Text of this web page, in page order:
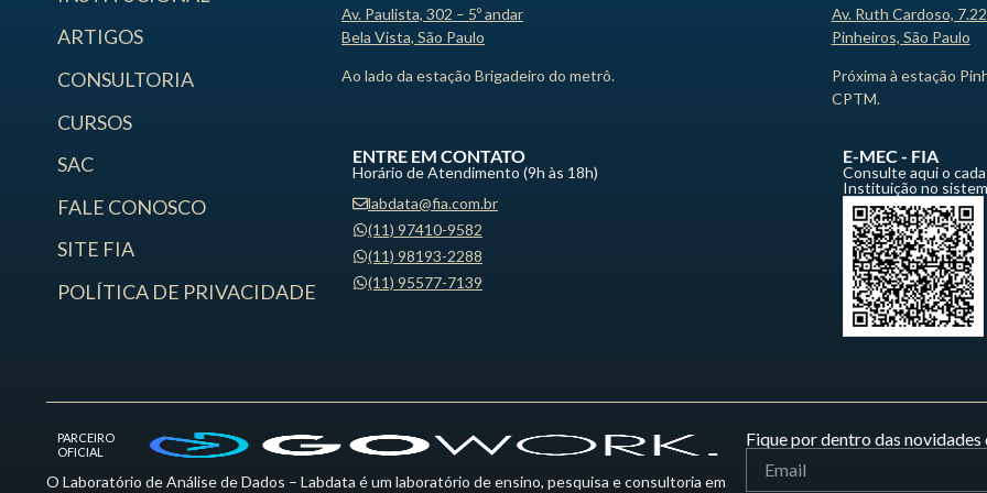
ARTIGOS
CONSULTORIA
CURSOS
SAC
FALE CONOSCO
SITE FIA
POLÍTICA DE PRIVACIDADE
Av. Paulista, 302 – 5º andar
Bela Vista, São Paulo
Ao lado da estação Brigadeiro do metrô.
Av. Ruth Cardoso,
Pinheiros, São Paulo
Próxima à estação
CPTM.
ENTRE EM CONTATO
Horário de Atendimento (9h às 18h)
labdata@fia.com.br
(11) 97410-9582
(11) 98193-2288
(11) 95577-7139
E-MEC - FIA
Consulte aqui o
Instituição no
PARCEIRO
OFICIAL
O Laboratório de Análise de Dados – Labdata é um laboratório de ensino, pesquisa e consultoria em
Fique por dentro das